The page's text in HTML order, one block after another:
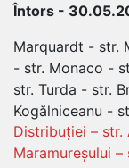
Întors -
Marquardt - str.
- str. Monaco -
str. Turda - str.
Kogălniceanu -
Distribuției – str.
Maramureșului